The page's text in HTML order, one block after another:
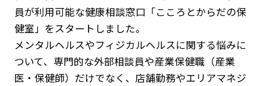
員が利用可能な健康相談窓口「こころとからだの保
健室」をスタートしました。
メンタルヘルスやフィジカルヘルスに関する悩みに
ついて、専門的な外部相談員や産業保健職（産業
医・保健師）だけでなく、店舗勤務やエリアマネジ